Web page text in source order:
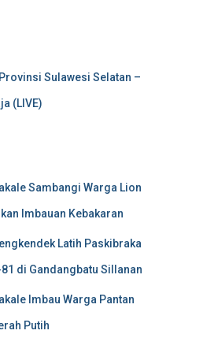
Sulawesi Selatan –
(LIVE)
Sambangi Warga Lion
Imbauan Kebakaran
Latih Paskibraka
di Gandangbatu Sillanan
Imbau Warga Pantan
Putih